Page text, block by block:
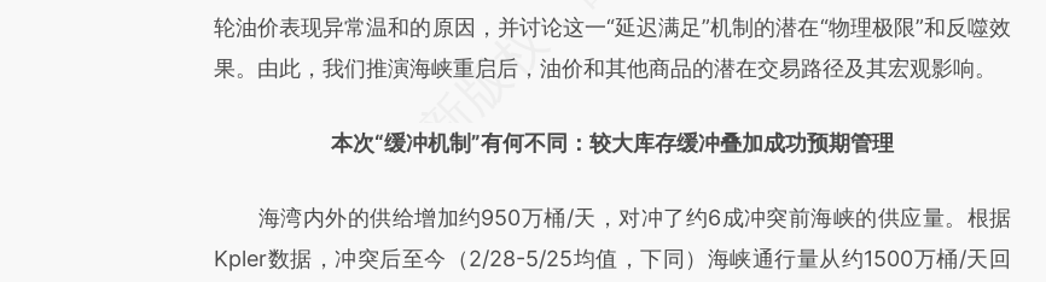
轮油价表现异常温和的原因，并讨论这一“延迟满足”机制的潜在“物理极限”和反噬效
果。由此，我们推演海峡重启后，油价和其他商品的潜在交易路径及其宏观影响。
本次“缓冲机制”有何不同：较大库存缓冲叠加成功预期管理
海湾内外的供给增加约950万桶/天，对冲了约6成冲突前海峡的供应量。根据
Kpler数据，冲突后至今（2/28-5/25均值，下同）海峡通行量从约1500万桶/天回